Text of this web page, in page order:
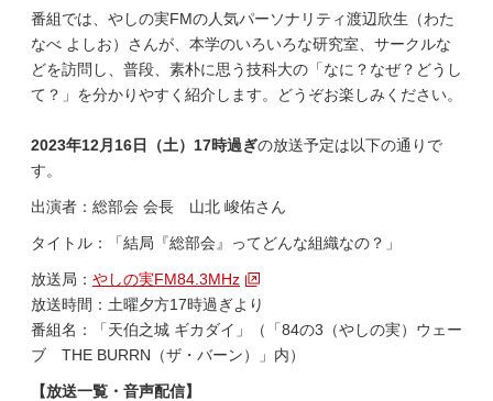
番組では、やしの実FMの人気パーソナリティ渡辺欣生（わた
なべ よしお）さんが、本学のいろいろな研究室、サークルな
どを訪問し、普段、素朴に思う技科大の「なに？なぜ？どうし
て？」を分かりやすく紹介します。どうぞお楽しみください。
2023年12月16日（土） 17時過ぎの放送予定は以下の通りで
す。
出演者：総部会 会長 山北 峻佑さん
タイトル：「結局『総部会』ってどんな組織なの？」
放送局： やしの実FM84.3MHz
放送時間：土曜夕方17時過ぎより
番組名：「天伯之城 ギカダイ」（「84の3（やしの実）ウェー
ブ THE BURRN（ザ・バーン）」内）
【放送一覧・音声配信】